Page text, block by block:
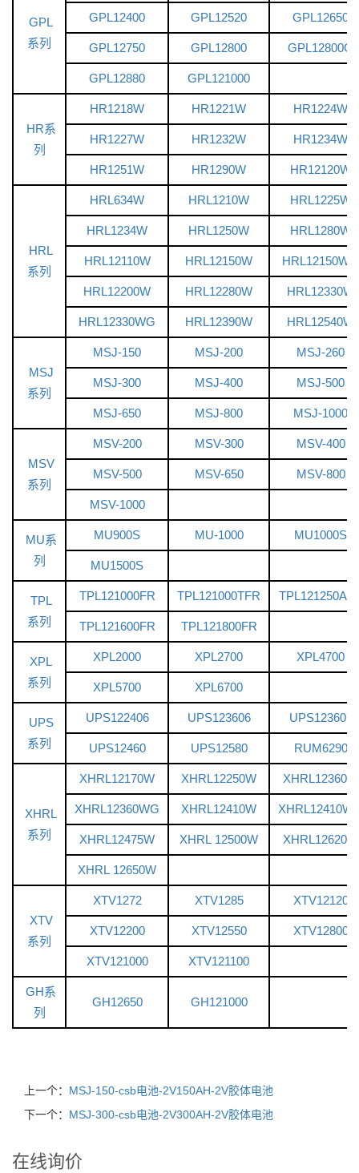
GPL
系列
GPL12400 GPL12520 GPL12650
GPL12750 GPL12800 GPL12800G
GPL12880 GPL121000
HR系
列
HR1218W HR1221W HR1224W
HR1227W HR1232W HR1234W
HR1251W HR1290W HR12120W
HRL
系列
HRL634W HRL1210W HRL1225W
HRL1234W HRL1250W HRL1280W
HRL12110W HRL12150W HRL12150WG
HRL12200W HRL12280W HRL12330W
HRL12330WG HRL12390W HRL12540W
MSJ
系列
MSJ-150 MSJ-200 MSJ-260
MSJ-300 MSJ-400 MSJ-500
MSJ-650 MSJ-800 MSJ-1000
MSV
系列
MSV-200 MSV-300 MSV-400
MSV-500 MSV-650 MSV-800
MSV-1000
MU系
列
MU900S MU-1000 MU1000S
MU1500S
TPL
系列
TPL121000FR TPL121000TFR
TPL121600FR TPL121800FR
XPL
系列
XPL2000 XPL2700 XPL4700
XPL5700 XPL6700
UPS
系列
UPS122406 UPS123606 UPS123607
UPS12460 UPS12580 RUM6290
XHRL
系列
XHRL12170W XHRL12250W XHRL12360W
XHRL12360WG XHRL12410W
XHRL12475W XHRL 12500W XHRL12620W
XHRL 12650W
XTV
系列
XTV1272 XTV1285 XTV12120
XTV12200 XTV12550 XTV12800
XTV121000 XTV121100
GH系
列
GH12650 GH121000
上一个： MSJ-150-csb电池-2V150AH-2V胶体电池
下一个： MSJ-300-csb电池-2V300AH-2V胶体电池
在线询价